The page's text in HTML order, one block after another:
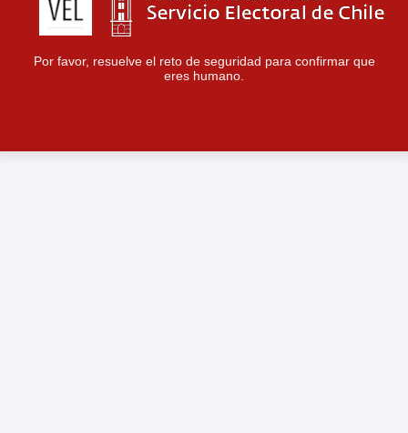
Por favor, resuelve el reto de seguridad para confirmar que
eres humano.